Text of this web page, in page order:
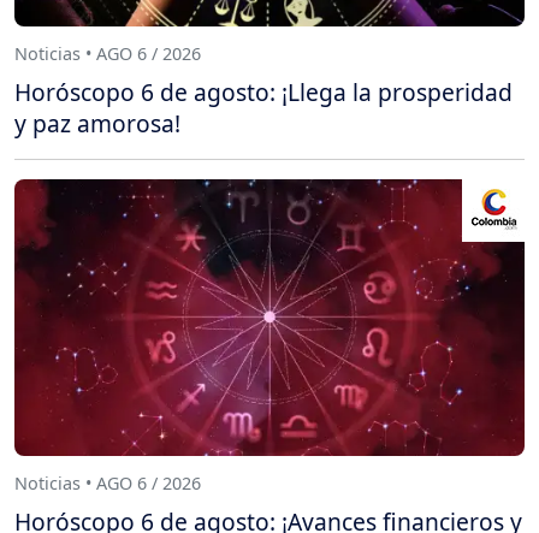
Noticias • AGO 6 / 2026
Horóscopo 6 de agosto: ¡Llega la prosperidad
y paz amorosa!
Noticias • AGO 6 / 2026
Horóscopo 6 de agosto: ¡Avances financieros y